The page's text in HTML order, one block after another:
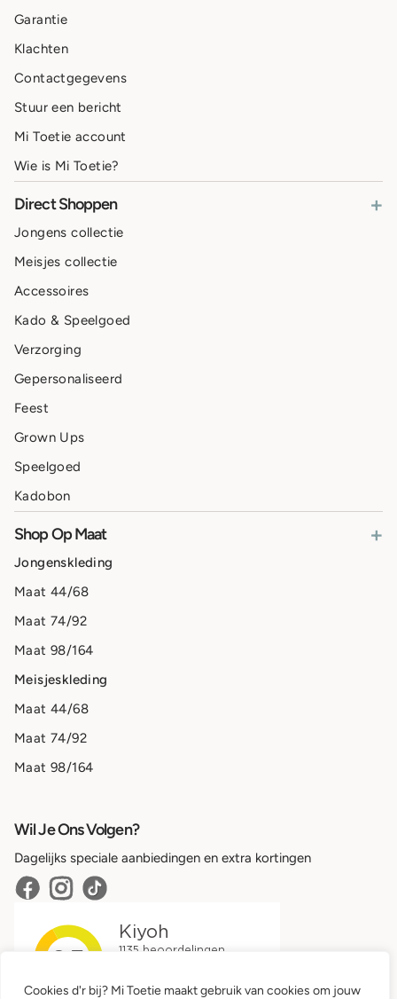
Cookies d'r bij? Mi Toetie maakt gebruik van cookies om jouw
Garantie
Klachten
Contactgegevens
Stuur een bericht
Mi Toetie account
Wie is Mi Toetie?
Direct Shoppen +
Jongens collectie
Meisjes collectie
Accessoires
Kado & Speelgoed
Verzorging
Gepersonaliseerd
Feest
Grown Ups
Speelgoed
Kadobon
Shop Op Maat +
Jongenskleding
Maat 44/68
Maat 74/92
Maat 98/164
Meisjeskleding
Maat 44/68
Maat 74/92
Maat 98/164
Wil Je Ons Volgen?
Dagelijks speciale aanbiedingen en extra kortingen